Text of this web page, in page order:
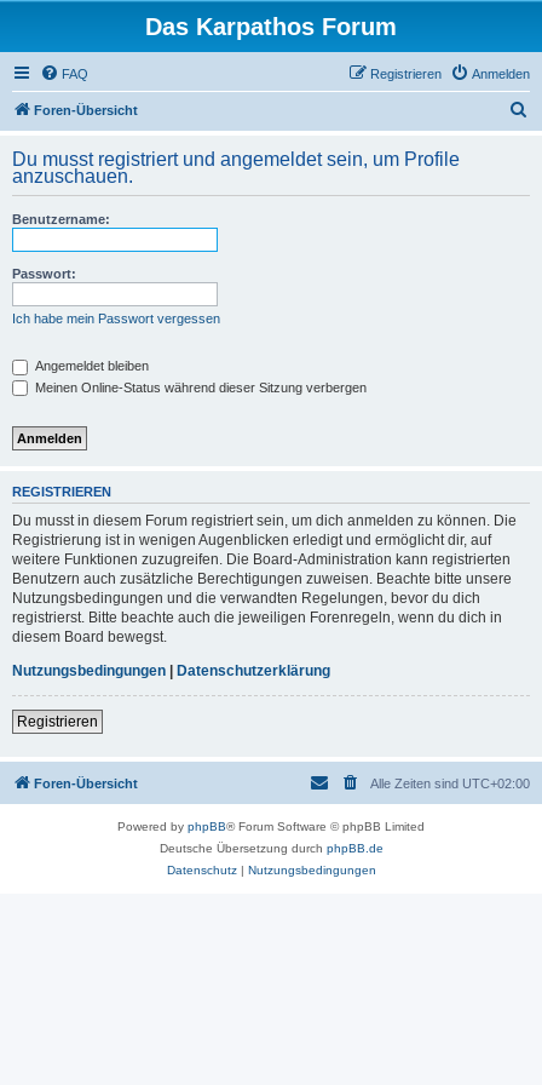
Das Karpathos Forum
FAQ Anmelden
Registrieren
Foren-Übersicht
h
Du musst registriert und angemeldet sein, um Profile
anzuschauen.
Benutzername:
Passwort:
Ich habe mein Passwort vergessen
Angemeldet bleiben
Meinen Online-Status während dieser Sitzung verbergen
REGISTRIEREN
Du musst in diesem Forum registriert sein, um dich anmelden zu können. Die
Registrierung ist in wenigen Augenblicken erledigt und ermöglicht dir, auf
weitere Funktionen zuzugreifen. Die Board-Administration kann registrierten
Benutzern auch zusätzliche Berechtigungen zuweisen. Beachte bitte unsere
Nutzungsbedingungen und die verwandten Regelungen, bevor du dich
registrierst. Bitte beachte auch die jeweiligen Forenregeln, wenn du dich in
diesem Board bewegst.
Nutzungsbedingungen | Datenschutzerklärung
Registrieren
Foren-Übersicht Alle Zeiten sind UTC+02:00
Powered by phpBB® Forum Software © phpBB Limited
Deutsche Übersetzung durch phpBB.de
Datenschutz| Nutzungsbedingungen